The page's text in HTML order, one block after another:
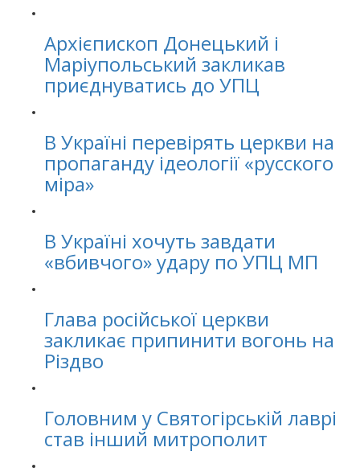
Архієпископ Донецький і
Маріупольський закликав
приєднуватись до УПЦ
В Україні перевірять церкви на
пропаганду ідеології «русского
міра»
В Україні хочуть завдати
«вбивчого» удару по УПЦ МП
Глава російської церкви
закликає припинити вогонь на
Різдво
Головним у Святогірській лаврі
став інший митрополит